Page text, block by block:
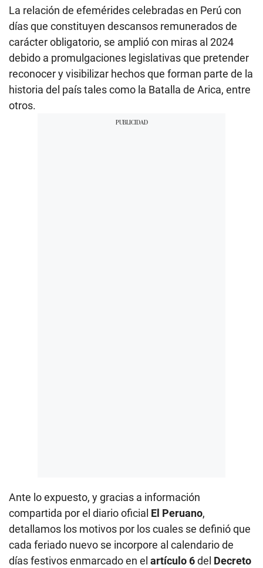
La relación de efemérides celebradas en Perú con
días que constituyen descansos remunerados de
carácter obligatorio, se amplió con miras al 2024
debido a promulgaciones legislativas que pretender
reconocer y visibilizar hechos que forman parte de la
historia del país tales como la Batalla de Arica, entre
otros.
Ante lo expuesto, y gracias a información
compartida por el diario oficial El Peruano,
detallamos los motivos por los cuales se definió que
cada feriado nuevo se incorpore al calendario de
días festivos enmarcado en el artículo 6del Decreto